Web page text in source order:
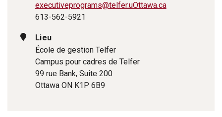
executiveprograms@telfer.uOttawa.ca
613-562-5921
Lieu
École de gestion Telfer
Campus pour cadres de Telfer
99 rue Bank, Suite 200
Ottawa ON K1P 6B9